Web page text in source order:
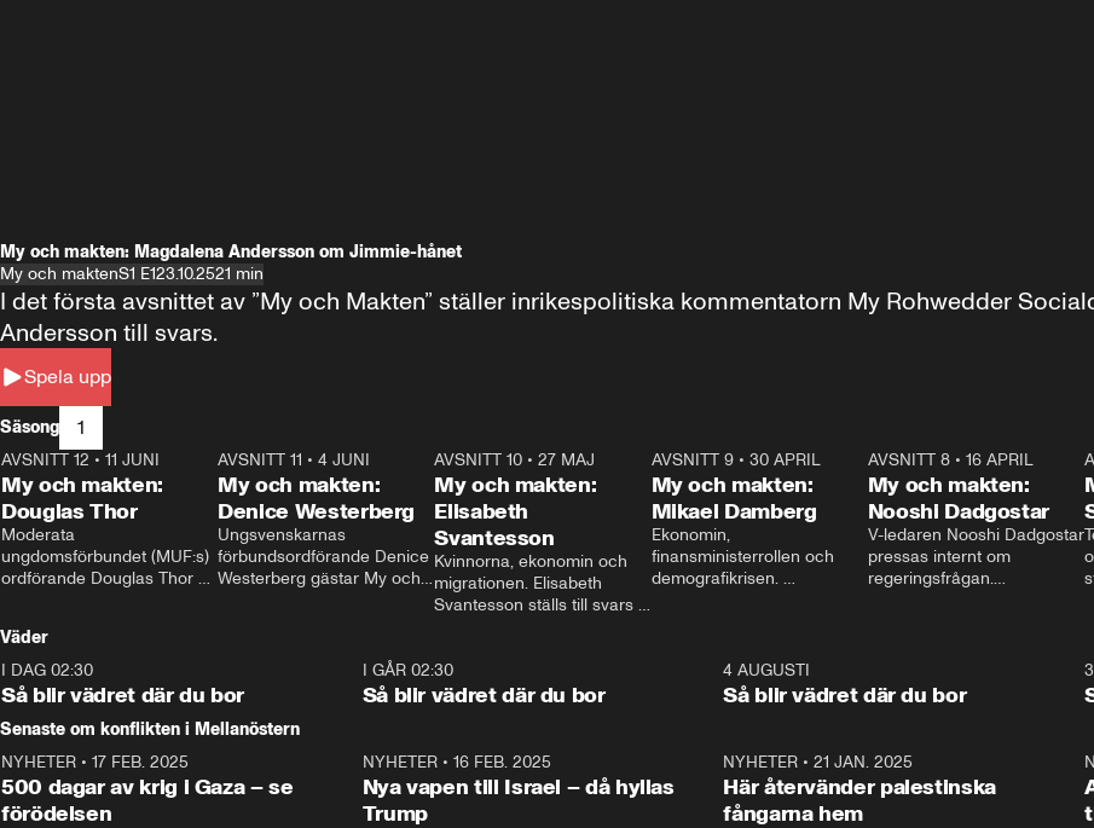
My och makten: Magdalena Andersson om Jimmie-hånet
My och maktenS1 E123.10.2521 min
Spela upp
I det första avsnittet av ”My och Makten” ställer inrikespolitiska kommentatorn My Rohwedder
Andersson till svars.
Säsong 1
26:27
AVSNITT 12 • 11 JUNI
My och makten:
Douglas Thor
Moderata
ungdomsförbundet (MUF:s)
ordförande Douglas Thor
tonårsutvisningarna och hur
Moderaterna ska locka
väljare till valet i höst.
23:40
AVSNITT 11 •4 JUNI
My och makten:
Denice Westerberg
Ungsvenskarnas
förbundsordförande Denice
Westerberg gästar My och
AVSNITT 10 •27 MAJ
My och makten:
Elisabeth
Svantesson
Kvinnorna, ekonomin och
migrationen. Elisabeth
Svantesson ställs till svars
AVSNITT 9• 30 APRIL
My och makten:
Mikael Damberg
Ekonomin,
finansministerrollen och
demografikrisen.
och Makten.
AVSNITT 8• 16 APRIL
My och makten:
Nooshi Dadgostar
V-ledaren Nooshi Dadgostar
pressas internt om
regeringsfrågan.
– Vi ställer upp i val. Ska vi
vara med så sitter vi förstås
Väder
I DAG 02:30
Så blir vädret där du bor
1:06
I GÅR 02:30
Så blir vädret där du bor
4 AUGUSTI
Så blir vädret där du bor
Senaste om konflikten i Mellanöstern
NYHETER • 17 FEB. 2025
500 dagar av krig i Gaza – se
förödelsen
NYHETER• 16 FEB. 2025
Nya vapen till Israel – då hyllas
Trump
NYHETER •21 JAN. 2025
Här återvänder palestinska
fångarna hem